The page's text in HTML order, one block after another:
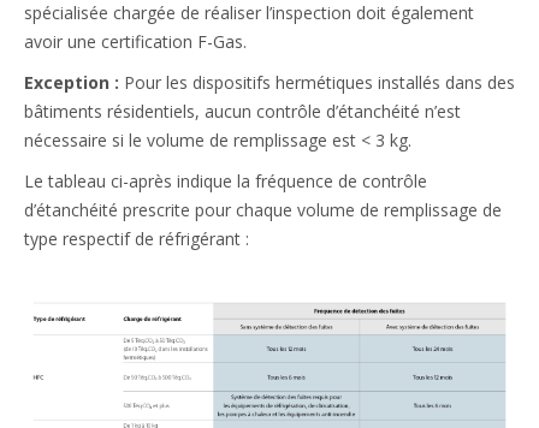
spécialisée chargée de réaliser l’inspection doit également
avoir une certification F-Gas.
Exception : Pour les dispositifs hermétiques installés dans des
bâtiments résidentiels, aucun contrôle d’étanchéité n’est
nécessaire si le volume de remplissage est < 3 kg.​
Le tableau ci-après indique la fréquence de contrôle
d’étanchéité prescrite pour chaque volume de remplissage de
type respectif de réfrigérant :​